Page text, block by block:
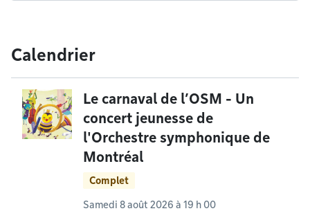
Calendrier
Le carnaval de l’OSM - Un
concert jeunesse de
l'Orchestre symphonique de
Montréal
Complet
Samedi 8 août 2026 à 19 h 00